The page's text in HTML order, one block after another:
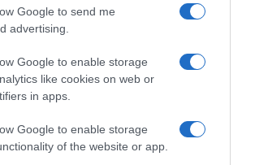
Google to send me
advertising.
Google to enable storage
like cookies on web or
in apps.
Google to enable storage
of the website or app.